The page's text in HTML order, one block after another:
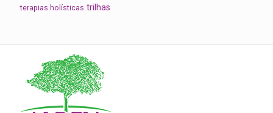
terapias holísticas trilhas